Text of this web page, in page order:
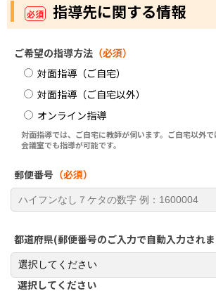
必須 指導先に関する情報
ご希望の指導方法 （必須）
対面指導（ご自宅）
対面指導（ご自宅以外）
オンライン指導
対面指導では、ご自宅に教師が伺います。ご自宅以外
会議室でも指導が可能です。
郵便番号 （必須）
都道府県(郵便番号のご入力で自動入力され
選択してください